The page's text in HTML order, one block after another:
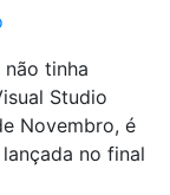
tinha
Studio
Novembro, é
no final